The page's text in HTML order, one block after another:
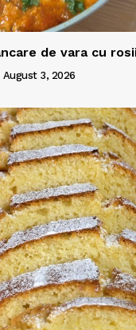
de vara cu
August 3, 2026